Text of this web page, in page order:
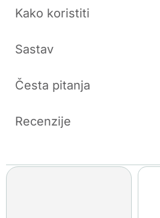
Kako koristiti
Sastav
Česta pitanja
Recenzije